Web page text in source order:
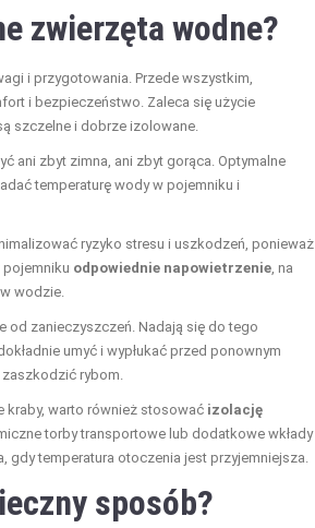
zwierzęta wodne?
i przygotowania. Przede wszystkim,
i bezpieczeństwo. Zaleca się użycie
szczelne i dobrze izolowane.
ani zbyt zimna, ani zbyt gorąca. Optymalne
temperaturę wody w pojemniku i
ryzyko stresu i uszkodzeń, ponieważ
pojemniku odpowiednie napowietrzenie , na
wodzie.
od zanieczyszczeń. Nadają się do tego
umyć i wypłukać przed ponownym
rybom.
kraby, warto również stosować izolację
torby transportowe lub dodatkowe wkłady
gdy temperatura otoczenia jest przyjemniejsza.
sposób?